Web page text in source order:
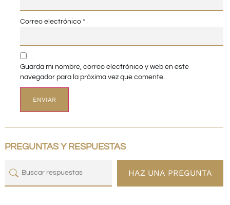
Correo electrónico *
Guarda mi nombre, correo electrónico y web en este
navegador para la próxima vez que comente.
PREGUNTAS Y RESPUESTAS
HAZ UNA PREGUNTA